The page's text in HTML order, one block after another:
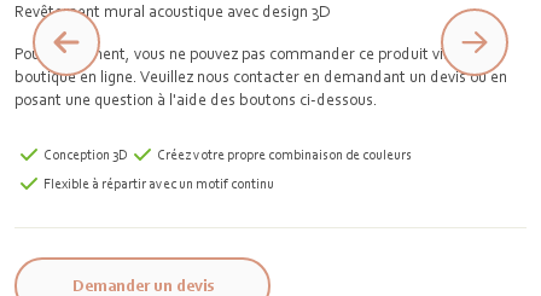
Revêtement mural acoustique avec design 3D
Pour le moment, vous ne pouvez pas commander ce produit via notre
boutique en ligne. Veuillez nous contacter en demandant un devis ou en
posant une question à l'aide des boutons ci-dessous.
Conception 3D
Créez votre propre combinaison de couleurs
Flexible à répartir avec un motif continu
Demander un devis